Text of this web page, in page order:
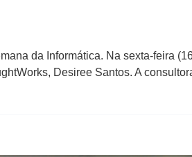
da Informática. Na sexta-feira
Desiree Santos. A